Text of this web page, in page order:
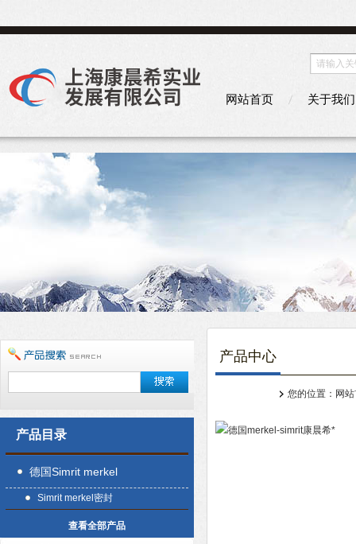
网站首页 关于我们
产品目录
德国Simrit merkel
Simrit merkel密封
查看全部产品
产品中心
您的位置： 网